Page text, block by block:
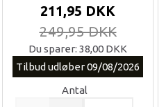
211,95 DKK
249,95 DKK
Du sparer: 38,00 DKK
Tilbud udløber 09/08/2026
Antal